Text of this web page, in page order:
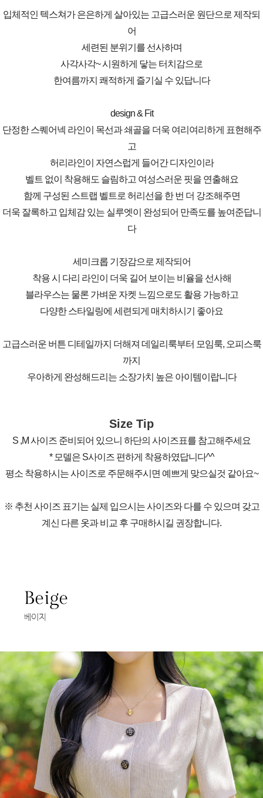
입체적인 텍스쳐가 은은하게 살아있는 고급스러운 원단으로 제작되
어
세련된 분위기를 선사하며
사각사각~ 시원하게 닿는 터치감으로
한여름까지 쾌적하게 즐기실 수 있답니다
design & Fit
단정한 스퀘어넥 라인이 목선과 쇄골을 더욱 여리여리하게 표현해주
고
허리라인이 자연스럽게 들어간 디자인이라
벨트 없이 착용해도 슬림하고 여성스러운 핏을 연출해요
함께 구성된 스트랩 벨트로 허리선을 한 번 더 강조해주면
더욱 잘록하고 입체감 있는 실루엣이 완성되어 만족도를 높여준답니
다
세미크롭 기장감으로 제작되어
착용 시 다리 라인이 더욱 길어 보이는 비율을 선사해
블라우스는 물론 가벼운 자켓 느낌으로도 활용 가능하고
다양한 스타일링에 세련되게 매치하시기 좋아요
고급스러운 버튼 디테일까지 더해져 데일리룩부터 모임룩, 오피스룩
까지
우아하게 완성해드리는 소장가치 높은 아이템이랍니다
Size Tip
S ,M 사이즈 준비되어 있으니 하단의 사이즈표를 참고해주세요
* 모델은 S사이즈 편하게 착용하였답니다^^
평소 착용하시는 사이즈로 주문해주시면 예쁘게 맞으실것 같아요~
※ 추천 사이즈 표기는 실제 입으시는 사이즈와 다를 수 있으며 갖고
계신 다른 옷과 비교 후 구매하시길 권장합니다.